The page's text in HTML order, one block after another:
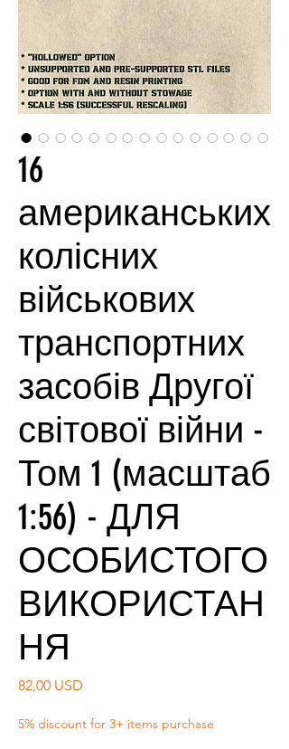
16
американських
колісних
військових
транспортних
засобів Другої
світової війни -
Том 1 (масштаб
1:56) - ДЛЯ
ОСОБИСТОГО
ВИКОРИСТАН
НЯ
82,00 USD
5% discount for 3+ items purchase